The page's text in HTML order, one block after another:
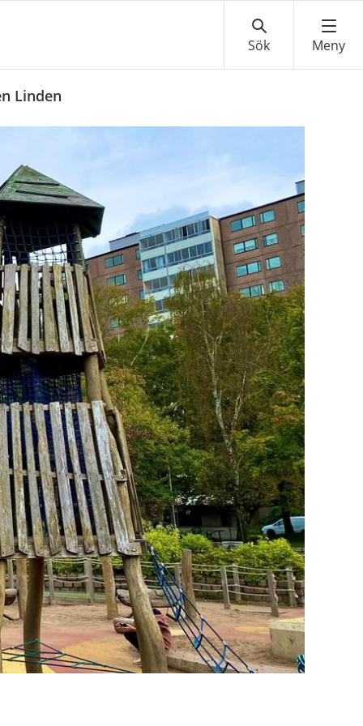
Linden